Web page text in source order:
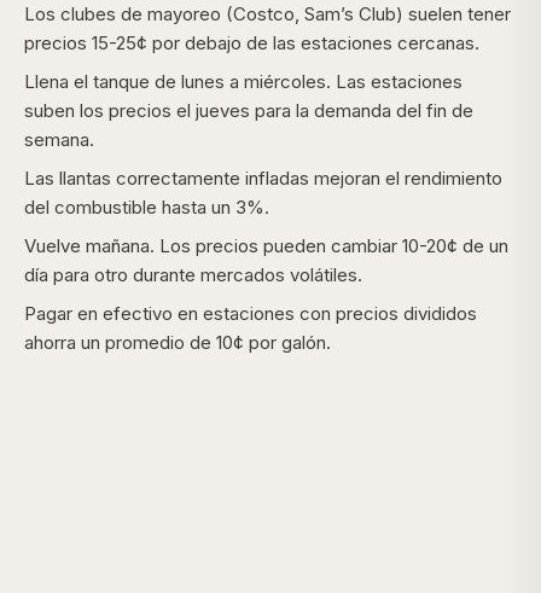
Los clubes de mayoreo (Costco, Sam’s Club) suelen tener
precios 15-25¢ por debajo de las estaciones cercanas.
Llena el tanque de lunes a miércoles. Las estaciones
suben los precios el jueves para la demanda del fin de
semana.
Las llantas correctamente infladas mejoran el rendimiento
del combustible hasta un 3%.
Vuelve mañana. Los precios pueden cambiar 10-20¢ de un
día para otro durante mercados volátiles.
Pagar en efectivo en estaciones con precios divididos
ahorra un promedio de 10¢ por galón.